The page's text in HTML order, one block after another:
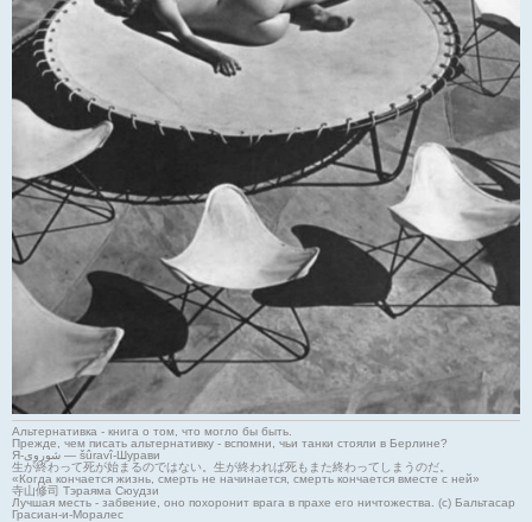
Альтернативка - книга о том, что могло бы быть.
Прежде, чем писать альтернативку - вспомни, чьи танки стояли в Берлине?
Я-شوروی — šûravî-Шурави
生が終わって死が始まるのではない。生が終われば死もまた終わってしまうのだ。
«Когда кончается жизнь, смерть не начинается, смерть кончается вместе с ней»
寺山修司 Тэраяма Сюудзи
Лучшая месть - забвение, оно похоронит врага в прахе его ничтожества. (с) Бальтасар
Грасиан-и-Моралес